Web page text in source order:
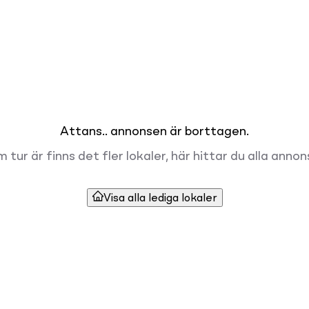
Attans.. annonsen är borttagen.
tur är finns det fler lokaler, här hittar du alla
Visa alla lediga lokaler